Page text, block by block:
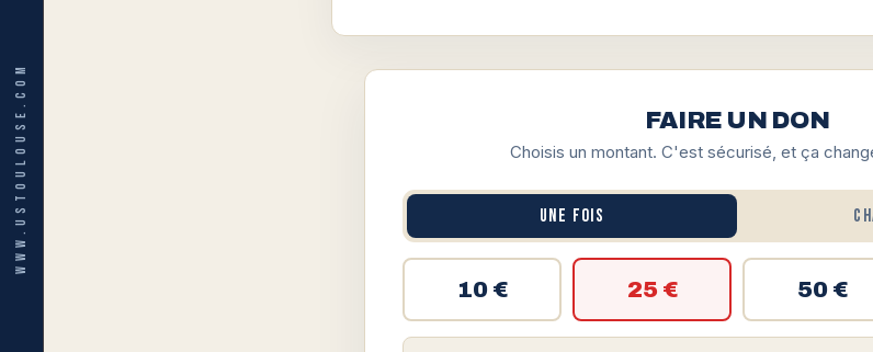
WWW.USTOULOUSE.COM FAIRE UN DON
Choisis un montant. C'est sécurisé, et ça
Une fois
10 € 25 € 50 €